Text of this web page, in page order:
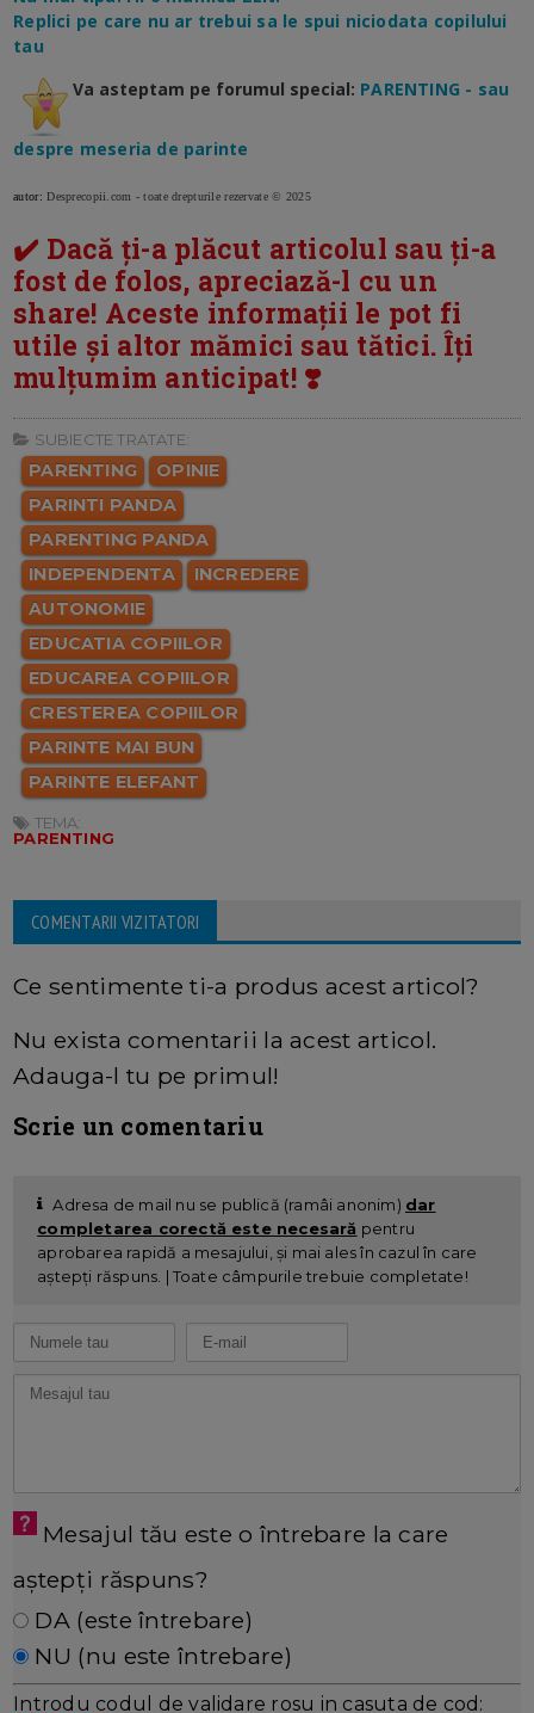
Replici pe care nu ar trebui sa le spui niciodata copilului
tau
Va asteptam pe forumul special: PARENTING - sau
despre meseria de parinte
autor:Desprecopii.com - toate drepturile rezervate © 2025
✔️ Dacă ți-a plăcut articolul sau ți-a
fost de folos, apreciază-l cu un
share! Aceste informații le pot fi
utile și altor mămici sau tătici. Îți
mulțumim anticipat! ❣️
SUBIECTE TRATATE:
PARENTING
OPINIE
PARINTI PANDA
PARENTING PANDA
INDEPENDENTA
INCREDERE
AUTONOMIE
EDUCATIA COPIILOR
EDUCAREA COPIILOR
CRESTEREA COPIILOR
PARINTE MAI BUN
PARINTE ELEFANT
TEMA:
PARENTING
COMENTARII VIZITATORI
Ce sentimente ti-a produs acest articol?
Nu exista comentarii la acest articol.
Adauga-l tu pe primul!
Scrie un comentariu
Adresa de mail nu se publică (ramâi anonim) dar
completarea corectă este necesară pentru
aprobarea rapidă a mesajului, și mai ales în cazul în care
aștepți răspuns. | Toate câmpurile trebuie completate!
Mesajul tău este o întrebare la care
aștepți răspuns?
DA (este întrebare)
NU (nu este întrebare)
Introdu codul de validare rosu in casuta de cod: